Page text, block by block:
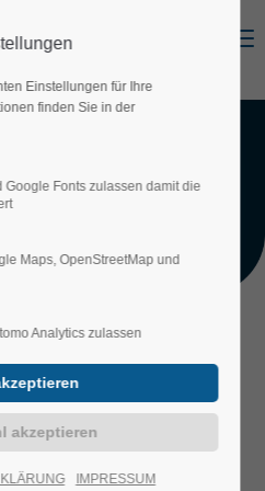
uns auf Sie
LIEFER- UND
(ALZB)
GMBH, D-
Einstellungen für Ihre
finden Sie in der
Fonts zulassen damit die
Maps, OpenStreetMap und
Analytics zulassen
IMPRESSUM